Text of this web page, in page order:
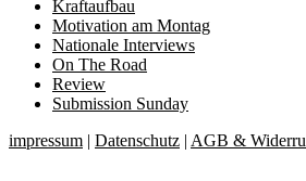
Kraftaufbau
Motivation am Montag
Nationale Interviews
On The Road
Review
Submission Sunday
impressum | Datenschutz | AGB &